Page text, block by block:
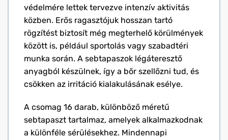
védelmére lettek tervezve intenzív aktivitás
közben. Erős ragasztójuk hosszan tartó
rögzítést biztosít még megterhelő körülmények
között is, például sportolás vagy szabadtéri
munka során. A sebtapaszok légáteresztő
anyagból készülnek, így a bőr szellőzni tud, és
csökken az irritáció kialakulásának esélye.
A csomag 16 darab, különböző méretű
sebtapaszt tartalmaz, amelyek alkalmazkodnak
a különféle sérülésekhez. Mindennapi